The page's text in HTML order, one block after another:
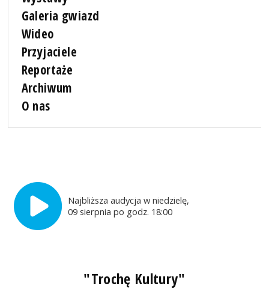
Galeria gwiazd
Wideo
Przyjaciele
Reportaże
Archiwum
O nas
Najbliższa audycja w niedzielę,
09 sierpnia po godz. 18:00
"Trochę Kultury"